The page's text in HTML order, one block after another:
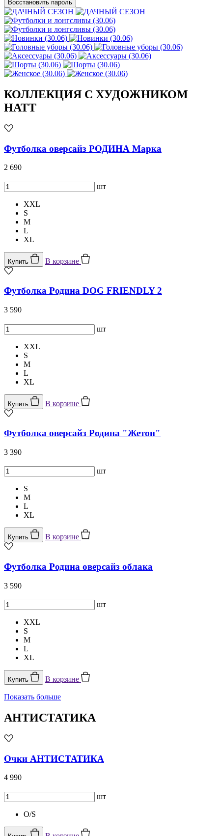
Восстановить пароль
КОЛЛЕКЦИЯ С ХУДОЖНИКОМ
HATT
Футболка оверсайз РОДИНА Марка
2 690
шт
XXL
S
M
L
XL
Купить В корзине
Футболка Родина DOG FRIENDLY 2
3 590
шт
XXL
S
M
L
XL
Купить В корзине
Футболка оверсайз Родина "Жетон"
3 390
шт
S
M
L
XL
Купить В корзине
Футболка Родина оверсайз облака
3 590
шт
XXL
S
M
L
XL
Купить В корзине
Показать больше
АНТИСТАТИКА
Очки АНТИСТАТИКА
4 990
шт
O/S